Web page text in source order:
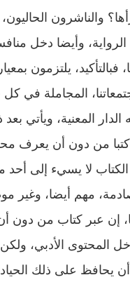
والناشرون
وأيضا دخل
فبالتأكيد، يلتزمون
المجاملة
المعنية، ويأتي
من دون أن يعرف
لا يسيء إلى أحد
مهم أيضا، وغير
إن عبر كتاب من دون
المحتوى الأدبي،
أن يحافظ على ذلك